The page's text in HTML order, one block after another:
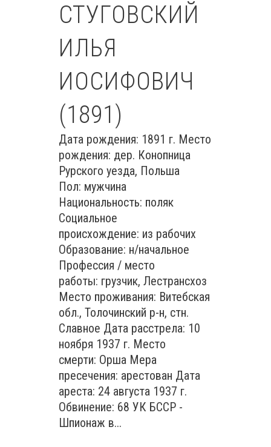
СТУГОВСКИЙ
ИЛЬЯ
ИОСИФОВИЧ
(1891)
Дата рождения: 1891 г. Место
рождения: дер. Конопница
Рурского уезда, Польша
Пол: мужчина
Национальность: поляк
Социальное
происхождение: из рабочих
Образование: н/начальное
Профессия / место
работы: грузчик, Лестрансхоз
Место проживания: Витебская
обл., Толочинский р-н, стн.
Славное Дата расстрела: 10
ноября 1937 г. Место
смерти: Орша Мера
пресечения: арестован Дата
ареста: 24 августа 1937 г.
Обвинение: 68 УК БССР -
Шпионаж в...